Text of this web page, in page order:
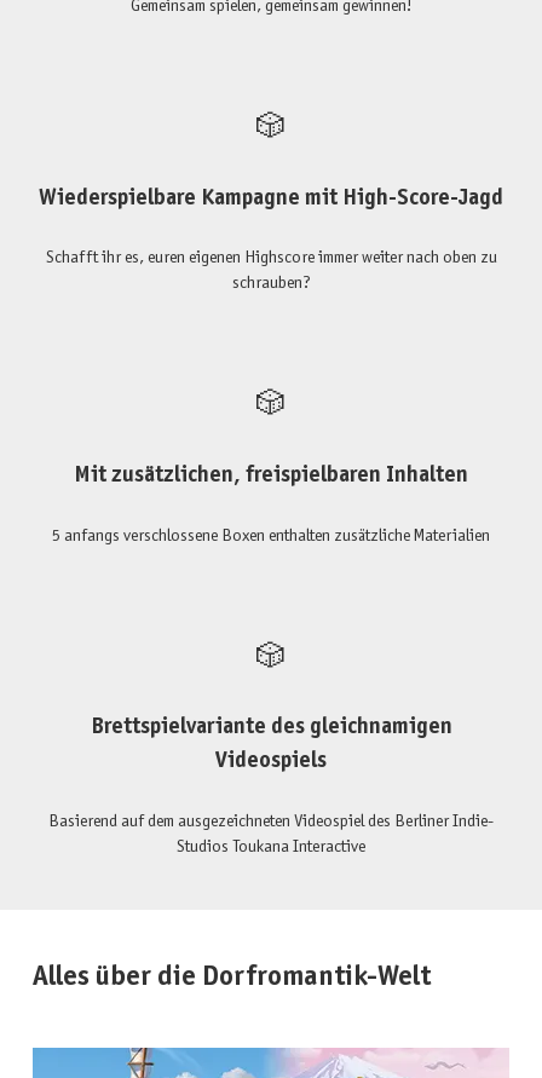
Gemeinsam spielen, gemeinsam gewinnen!
🎲
Wiederspielbare Kampagne mit High-Score-Jagd
Schafft ihr es, euren eigenen Highscore immer weiter nach oben zu
schrauben?
🎲
Mit zusätzlichen, freispielbaren Inhalten
5 anfangs verschlossene Boxen enthalten zusätzliche Materialien
🎲
Brettspielvariante des gleichnamigen
Videospiels
Basierend auf dem ausgezeichneten Videospiel des Berliner Indie-
Studios Toukana Interactive
Alles über die Dorfromantik-Welt